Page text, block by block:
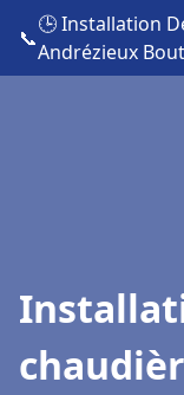
📞
🕒 Installation
Andrézieux